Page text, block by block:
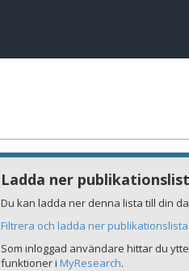
Ladda ner
Du kan ladda ner denna lista till din
Filtrera och ladda ner publikationslista
Som inloggad användare hittar du
funktioner i MyResearch.